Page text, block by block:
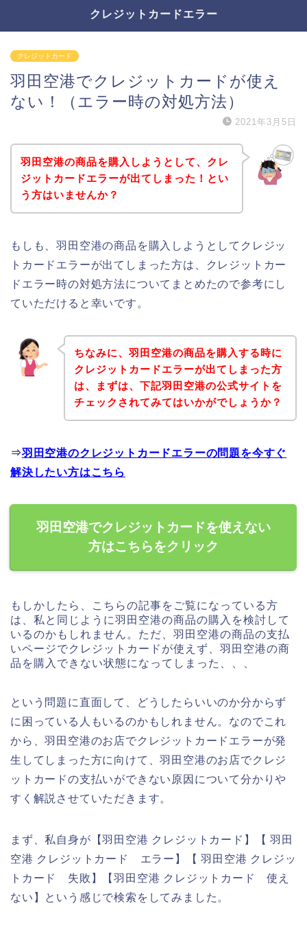
クレジットカードエラー
クレジットカード
羽田空港でクレジットカードが使え
ない！（エラー時の対処方法）
2021年3月5日
羽田空港の商品を購入しようとして、クレ
ジットカードエラーが出てしまった！とい
う方はいませんか？
もしも、羽田空港の商品を購入しようとしてクレジッ
トカードエラーが出てしまった方は、クレジットカー
ドエラー時の対処方法についてまとめたので参考にし
ていただけると幸いです。
ちなみに、羽田空港の商品を購入する時に
クレジットカードエラーが出てしまった方
は、まずは、下記羽田空港の公式サイトを
チェックされてみてはいかがでしょうか？
⇒羽田空港のクレジットカードエラーの問題を今すぐ
解決したい方はこちら
羽田空港でクレジットカードを使えない
方はこちらをクリック
もしかしたら、こちらの記事をご覧になっている方
は、私と同じように羽田空港の商品の購入を検討して
いるのかもしれません。ただ、羽田空港の商品の支払
いページでクレジットカードが使えず、羽田空港の商
品を購入できない状態になってしまった、、、
という問題に直面して、どうしたらいいのか分からず
に困っている人もいるのかもしれません。なのでこれ
から、羽田空港のお店でクレジットカードエラーが発
生してしまった方に向けて、羽田空港のお店でクレジ
ットカードの支払いができない原因について分かりや
すく解説させていただきます。
まず、私自身が【羽田空港 クレジットカード】【 羽田
空港 クレジットカード エラー】【 羽田空港 クレジッ
トカード 失敗】【羽田空港 クレジットカード 使え
ない】という感じで検索をしてみました。